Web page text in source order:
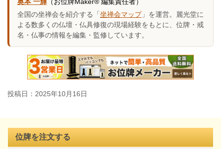
奥本 一輝（お位牌Maker® 編集責任者）
全国の坐禅会を紹介する「 坐禅会マップ」を運営。麗光堂に
よる数多くの仏壇・仏具修復の現場経験をもとに、位牌・戒
名・仏事の情報を編集・監修しています。
投稿日： 2025年10月16日
位牌を注文する